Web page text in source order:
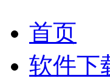
首页
软件下